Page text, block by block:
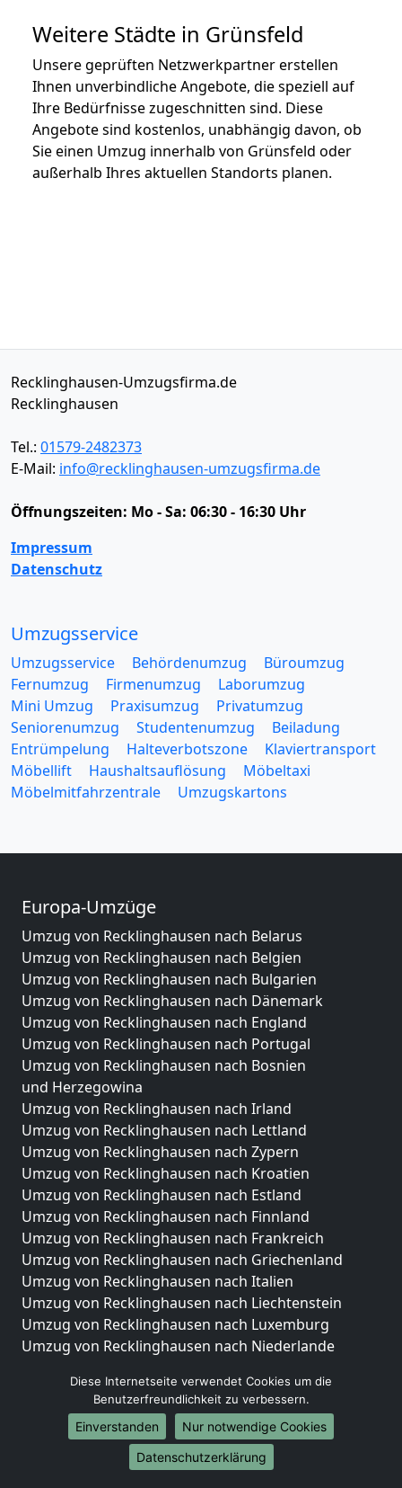
Weitere Städte in Grünsfeld
Unsere geprüften Netzwerkpartner erstellen
Ihnen unverbindliche Angebote, die speziell auf
Ihre Bedürfnisse zugeschnitten sind. Diese
Angebote sind kostenlos, unabhängig davon, ob
Sie einen Umzug innerhalb von Grünsfeld oder
außerhalb Ihres aktuellen Standorts planen.
Recklinghausen-Umzugsfirma.de
Recklinghausen
Tel.: 01579-2482373
E-Mail: info@recklinghausen-umzugsfirma.de
Öffnungszeiten: Mo - Sa: 06:30 - 16:30 Uhr
Impressum
Datenschutz
Umzugsservice
Umzugsservice Behördenumzug
Büroumzug
Fernumzug
Firmenumzug
Laborumzug
Mini Umzug
Praxisumzug
Privatumzug
Seniorenumzug
Studentenumzug
Beiladung
Entrümpelung
Halteverbotszone
Klaviertransport
Möbellift
Haushaltsauflösung
Möbeltaxi
Möbelmitfahrzentrale
Umzugskartons
Europa-Umzüge
Umzug von Recklinghausen nach Belarus
Umzug von Recklinghausen nach Belgien
Umzug von Recklinghausen nach Bulgarien
Umzug von Recklinghausen nach Dänemark
Umzug von Recklinghausen nach England
Umzug von Recklinghausen nach Portugal
Umzug von Recklinghausen nach Bosnien
und Herzegowina
Umzug von Recklinghausen nach Irland
Umzug von Recklinghausen nach Lettland
Umzug von Recklinghausen nach Zypern
Umzug von Recklinghausen nach Kroatien
Umzug von Recklinghausen nach Estland
Umzug von Recklinghausen nach Finnland
Umzug von Recklinghausen nach Frankreich
Umzug von Recklinghausen nach Griechenland
Umzug von Recklinghausen nach Italien
Umzug von Recklinghausen nach Liechtenstein
Umzug von Recklinghausen nach Luxemburg
Umzug von Recklinghausen nach Niederlande
Umzüge-Deutschlandweit
Umzug von Recklinghausen nach Berlin
Umzug von Recklinghausen nach Hamburg
Umzug von Recklinghausen nach München
Diese Internetseite verwendet Cookies um die
Benutzerfreundlichkeit zu verbessern.
Einverstanden
Nur notwendige Cookies
Datenschutzerklärung